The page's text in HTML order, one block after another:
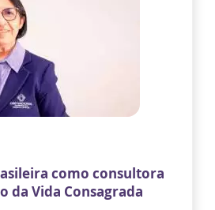
como consultora
da Vida Consagrada